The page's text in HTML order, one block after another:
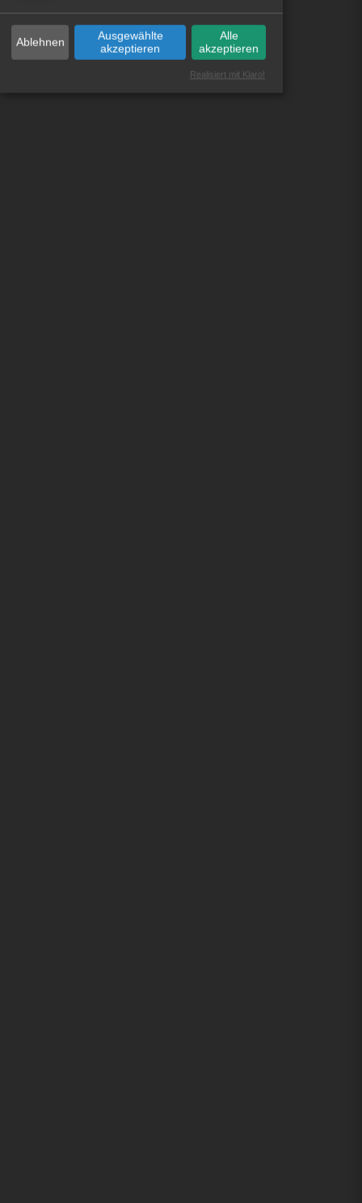
Ablehnen
Ausgewählte
akzeptieren
Alle
akzeptieren
Realisiert mit Klaro!